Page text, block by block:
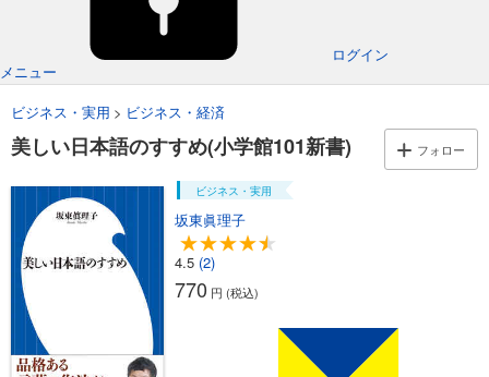
ログイン
メニュー
ビジネス・実用
ビジネス・経済
美しい日本語のすすめ(小学館101新書) フォロー
ビジネス・実用
坂東眞理子
4.5 (2)
770 円 (税込)